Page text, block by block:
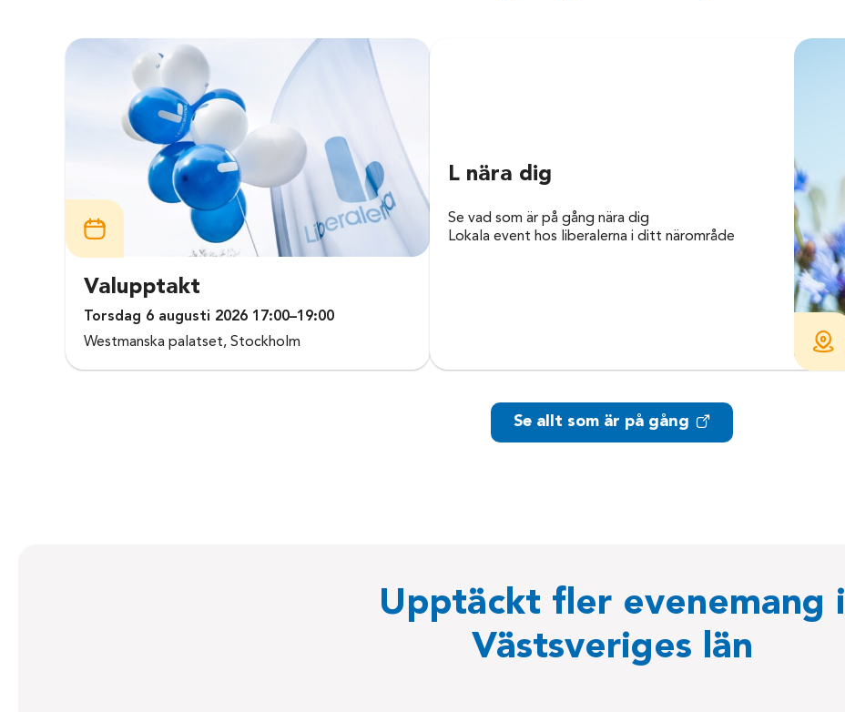
Valupptakt
Torsdag 6 augusti 2026 17:00–19:00
Westmanska palatset, Stockholm
L nära dig
Se vad som är på gång nära dig
Lokala event hos liberalerna i ditt närområde
Se allt som är på gång
Upptäckt fler evenemang i
Västsveriges län